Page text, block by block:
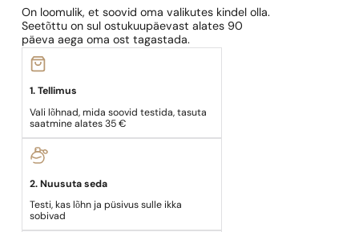
On loomulik, et soovid oma valikutes kindel olla.
Seetõttu on sul ostukuupäevast alates 90
päeva aega oma ost tagastada.
1. Tellimus
Vali lõhnad, mida soovid testida, tasuta
saatmine alates 35 €
2. Nuusuta seda
Testi, kas lõhn ja püsivus sulle ikka
sobivad